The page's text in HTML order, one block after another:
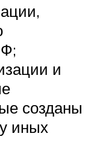
и
созданы
иных